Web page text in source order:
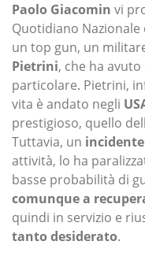
Paolo Giacomin vi
Quotidiano
un top gun, un
Pietrini, che ha
particolare. Pietrini,
vita è andato negli
prestigioso, quello
Tuttavia, un incidente
attività, lo ha
basse probabilità di
comunque a
quindi in servizio e
tanto desiderato.